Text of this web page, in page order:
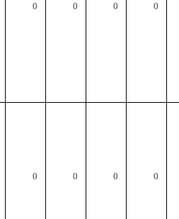
0 0 0 0
0 0 0 0